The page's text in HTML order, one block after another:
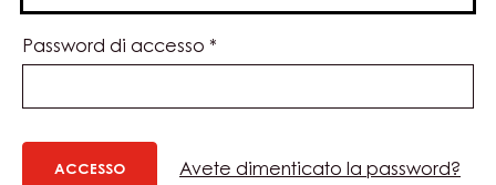
Password di accesso *
Avete dimenticato la password?